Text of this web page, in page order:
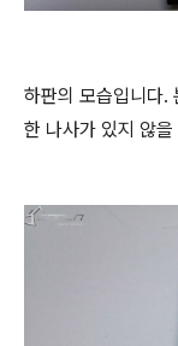
하판의 모습입니다.
한 나사가 있지 않